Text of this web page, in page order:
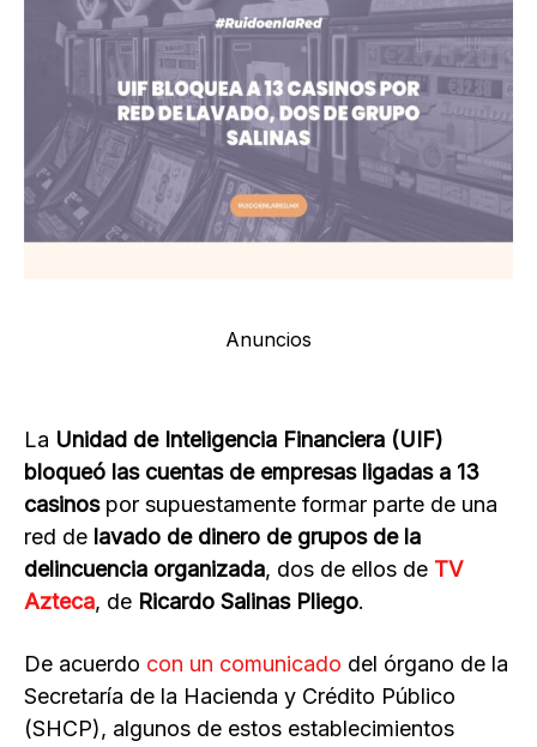
Anuncios
La Unidad de Inteligencia Financiera (UIF)
bloqueó las cuentas de empresas ligadas a 13
casinos por supuestamente formar parte de una
red de lavado de dinero de grupos de la
delincuencia organizada, dos de ellos de TV
Azteca, de Ricardo Salinas Pliego.
De acuerdo con un comunicado del órgano de la
Secretaría de la Hacienda y Crédito Público
(SHCP), algunos de estos establecimientos